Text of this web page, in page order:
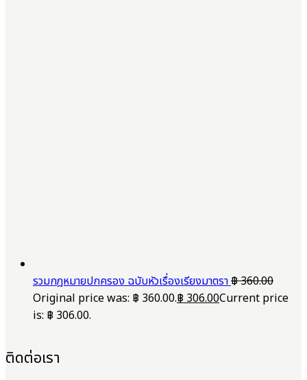
รวมกฎหมายปกครอง ฉบับหัวเรื่องเรียงมาตรา฿360.00
Original price was: ฿ 360.00.฿ 306.00Current price
is: ฿ 306.00.
ติดต่อเรา